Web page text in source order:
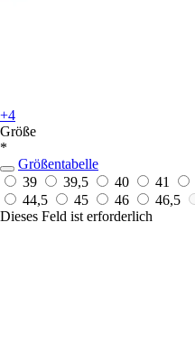
+4
Größe
*
Größentabelle
39
39,5 40 41
44,5
45 46 46,5
Dieses Feld ist erforderlich